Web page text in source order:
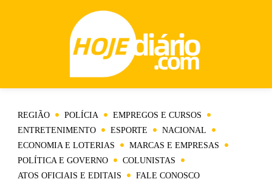
REGIÃO POLÍCIA
EMPREGOS E CURSOS
ENTRETENIMENTO
ESPORTE
NACIONAL
ECONOMIA E LOTERIAS
MARCAS E EMPRESAS
POLÍTICA E GOVERNO
COLUNISTAS
ATOS OFICIAIS E EDITAIS
FALE CONOSCO